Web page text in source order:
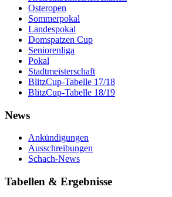
Osteropen
Sommerpokal
Landespokal
Domspatzen Cup
Seniorenliga
Pokal
Stadtmeisterschaft
BlitzCup-Tabelle 17/18
BlitzCup-Tabelle 18/19
News
Ankündigungen
Ausschreibungen
Schach-News
Tabellen & Ergebnisse